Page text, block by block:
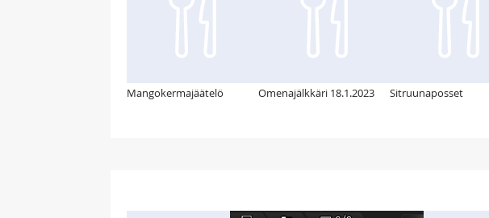
Mangokermajäätelö Omenajälkkäri 18.1.2023 Sitruunaposset